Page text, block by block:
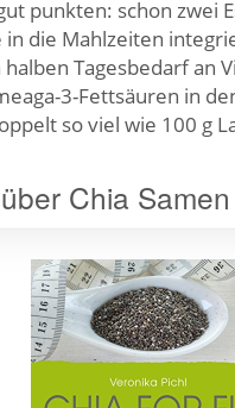
punkten: schon zwei
in die Mahlzeiten
Tagesbedarf an
3-Fettsäuren in
so viel wie 100 g
Chia Samen